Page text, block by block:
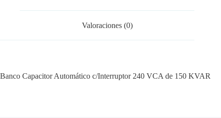
Valoraciones (0)
Banco Capacitor Automático c/Interruptor 240 VCA de 150 KVAR